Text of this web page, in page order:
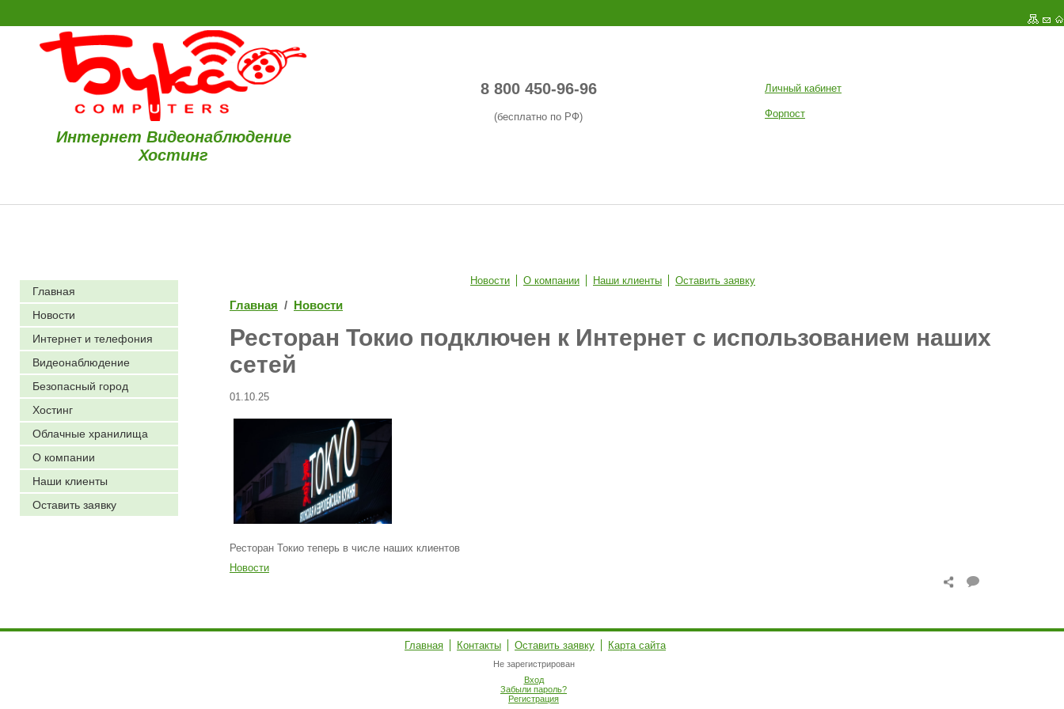
Интернет Видеонаблюдение
Хостинг
8 800 450-96-96
(бесплатно по РФ)
Личный кабинет
Форпост
Главная
Новости
Интернет и телефония
Видеонаблюдение
Безопасный город
Хостинг
Облачные хранилища
О компании
Наши клиенты
Оставить заявку
Новости О компании Наши клиенты Оставить заявку
Главная / Новости
Ресторан Токио подключен к Интернет с использованием наших
сетей
01.10.25
Ресторан Токио теперь в числе наших клиентов
Новости
Главная Контакты Оставить заявку Карта сайта
Не зарегистрирован
Вход
Забыли пароль?
Регистрация